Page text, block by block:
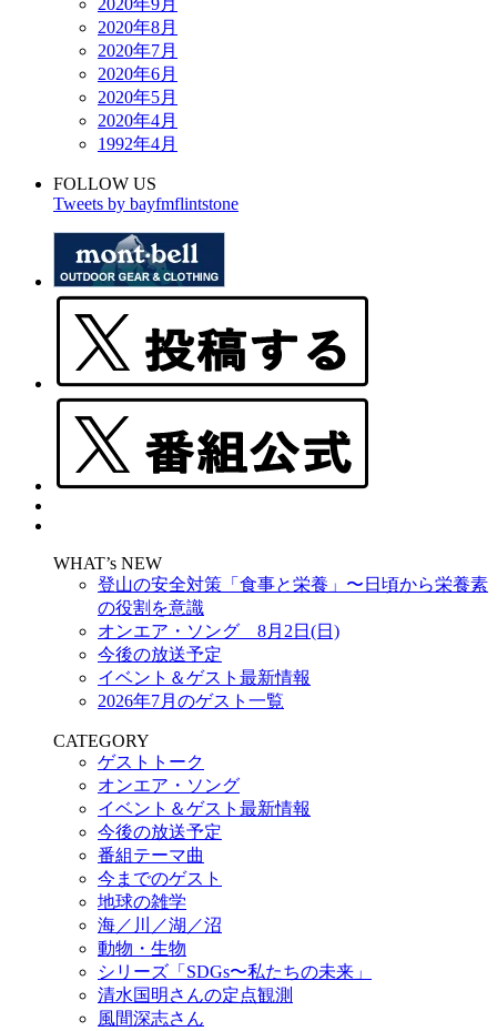
2020年9月
2020年8月
2020年7月
2020年6月
2020年5月
2020年4月
1992年4月
FOLLOW US
Tweets by bayfmflintstone
WHAT’s NEW
登山の安全対策「食事と栄養」〜日頃から栄養素
の役割を意識
オンエア・ソング 8月2日(日)
今後の放送予定
イベント＆ゲスト最新情報
2026年7月のゲスト一覧
CATEGORY
ゲストトーク
オンエア・ソング
イベント＆ゲスト最新情報
今後の放送予定
番組テーマ曲
今までのゲスト
地球の雑学
海／川／湖／沼
動物・生物
シリーズ「SDGs〜私たちの未来」
清水国明さんの定点観測
風間深志さん